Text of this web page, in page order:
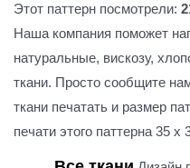
Этот паттерн посмотрели:
Наша компания поможет
натуральные, вискозу,
ткани. Просто сообщите
ткани печатать и размер
печати этого паттерна 35 х